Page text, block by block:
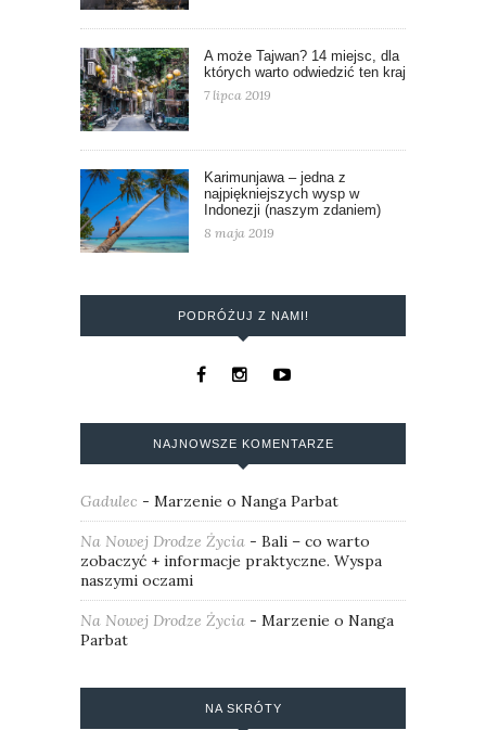
A może Tajwan? 14 miejsc, dla
których warto odwiedzić ten kraj
7 lipca 2019
Karimunjawa – jedna z
najpiękniejszych wysp w
Indonezji (naszym zdaniem)
8 maja 2019
PODRÓŻUJ Z NAMI!
NAJNOWSZE KOMENTARZE
Gadulec - Marzenie o Nanga Parbat
Na Nowej Drodze Życia - Bali – co warto
zobaczyć + informacje praktyczne. Wyspa
naszymi oczami
Na Nowej Drodze Życia - Marzenie o Nanga
Parbat
NA SKRÓTY